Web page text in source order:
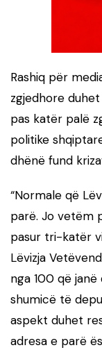
Rashiq për
zgjedhore
pas katër palë
politike
dhënë fund
“Normale që
parë. Jo vetëm
pasur tri-katër
Lëvizja
nga 100 që
shumicë të
aspekt duhet
adresa e parë